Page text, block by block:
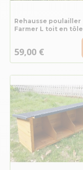
Rehausse poulailler
Farmer L toit en tôle
59,00 €